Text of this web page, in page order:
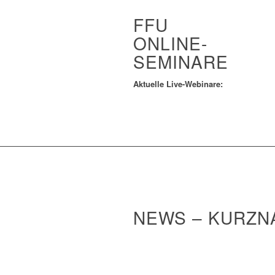
FFU
ONLINE-
SEMINARE
Aktuelle Live-Webinare:
NEWS –